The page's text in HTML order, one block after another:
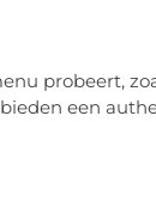
probeert,
een